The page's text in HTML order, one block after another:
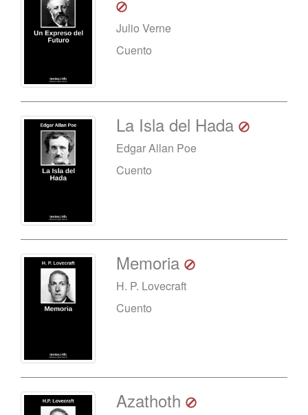
Julio Verne
Cuento
La Isla del Hada
Edgar Allan Poe
Cuento
Memoria
H. P. Lovecraft
Cuento
Azathoth